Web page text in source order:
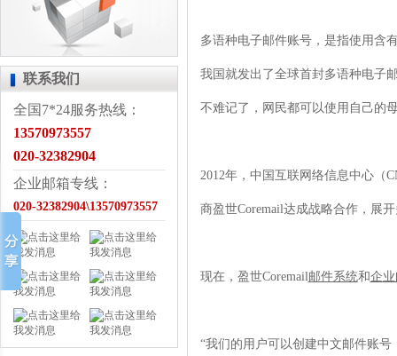
联系我们
全国7*24服务热线：
13570973557
020-32382904
企业邮箱专线：
020-32382904\13570973557
多语种电子邮件账号，是指使用含
我国就发出了全球首封多语种电子
不难记了，网民都可以使用自己的
2012年，中国互联网络信息中心（
商盈世Coremail达成战略合作，展
现在，盈世Coremail邮件系统和企
“我们的用户可以创建中文邮件账